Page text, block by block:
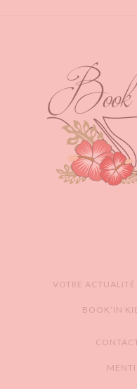
VOTRE ACTUALITÉ
BOOK’IN